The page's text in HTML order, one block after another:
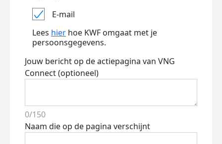
E-mail
Lees hier hoe KWF omgaat met je
persoonsgegevens.
Jouw bericht op de actiepagina van VNG
Connect (optioneel)
0/150
Naam die op de pagina verschijnt